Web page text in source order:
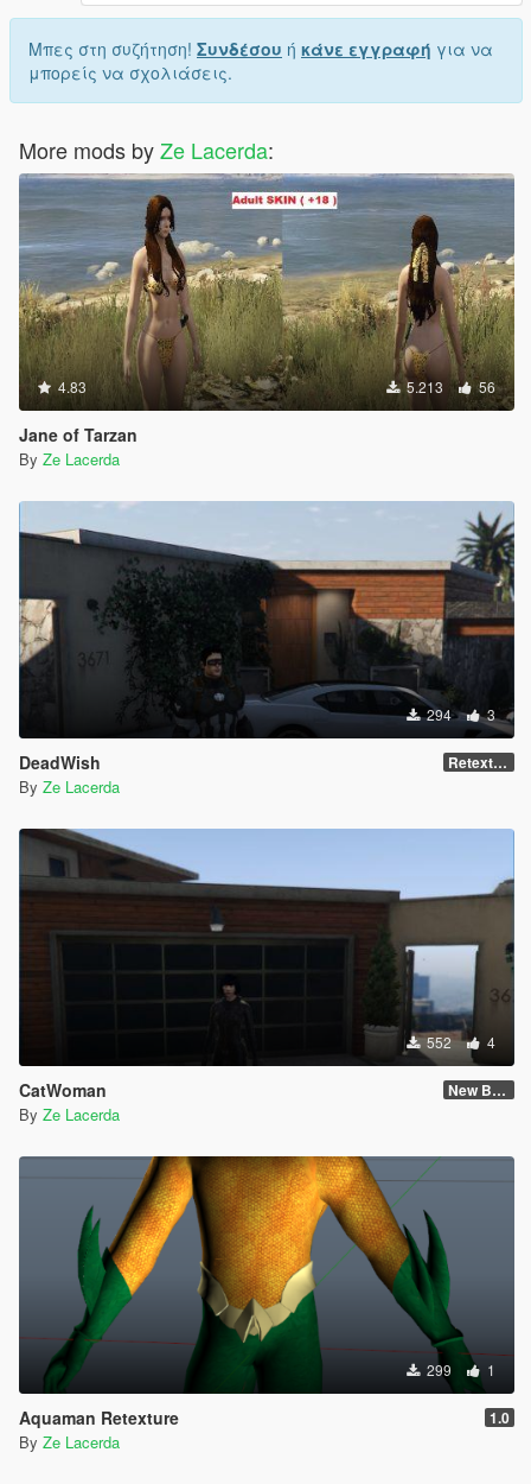
Μπες στη συζήτηση! Συνδέσου ή κάνε εγγραφή για να
μπορείς να σχολιάσεις.
More mods byZe Lacerda:
4.83 5.213 56
Jane of Tarzan
By Ze Lacerda
294 3
DeadWish Retexture
By Ze Lacerda
552 4
CatWoman New Body and Skin
By Ze Lacerda
299 1
Aquaman Retexture 1.0
By Ze Lacerda